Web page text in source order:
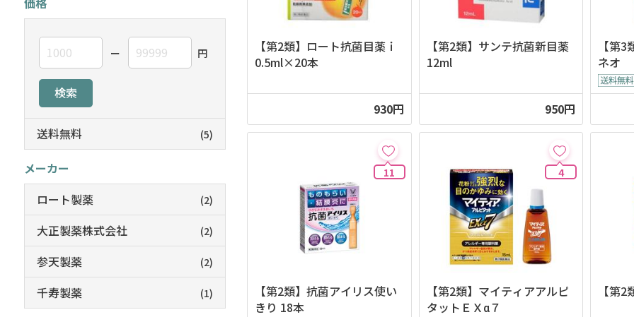
ー 円
検索
送料無料 (5)
メーカー
ロート製薬
(2)
大正製薬株式会社 (2)
参天製薬 (2)
千寿製薬 (1)
【第2類】ロート抗菌目薬ｉ
0.5ml×20本
930円
【第2類】サンテ抗菌新目薬
12ml
950円
【第
ネオ
11
【第2類】抗菌アイリス使い
きり 18本
4
【第2類】マイティアアルピ
タットＥＸα７
【第